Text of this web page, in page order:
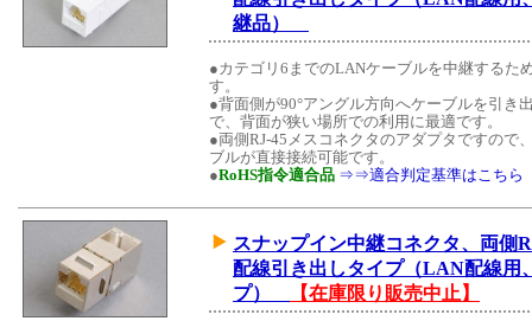
継品）
●カテゴリ6までのLANケーブルを中継するた
す。
●背面側が90°アングル方向へケーブルを引き
で、背面が狭い場所での利用に最適です。
●両側RJ-45メスコネクタのアダプタですので
ブルが直接接続可能です。
●RoHS指令適合品 ⇒⇒適合判定基準はこちら
スナップイン中継コネクタ、両側
配線引き出しタイプ（LAN配線用
プ）
【在庫限り販売中止】